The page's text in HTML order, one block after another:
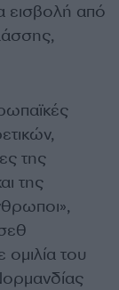
εισβολή από
της
της
του